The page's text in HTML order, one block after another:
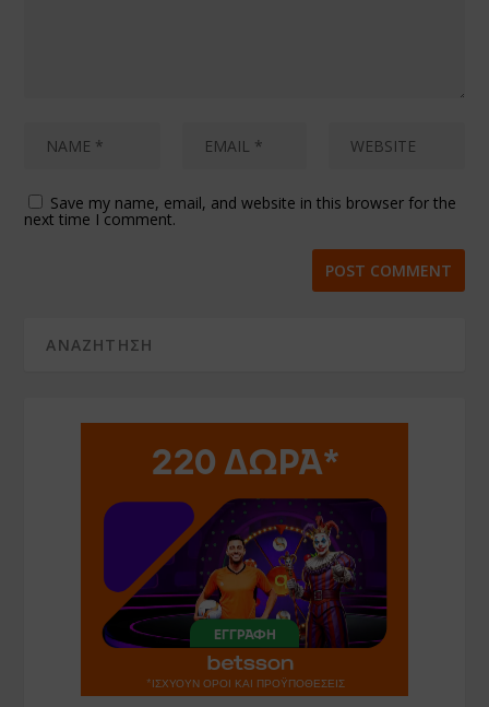
Save my name, email, and website in this browser for the
next time I comment.